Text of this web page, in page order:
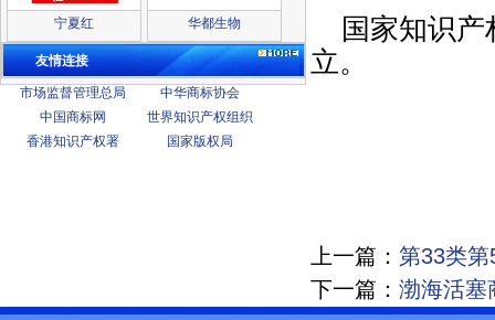
宁夏红 华都生物
友情连接
市场监督管理总局
中华商标协会
中国商标网
世界知识产权组织
香港知识产权署
国家版权局
国家知识产
立。
上一篇： 第33类第
下一篇： 渤海活塞